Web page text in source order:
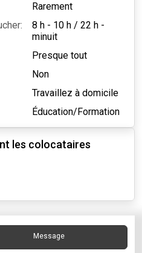
Rarement
8 h - 10 h / 22 h -
minuit
Presque tout
Non
Travaillez à domicile
Éducation/Formation
les colocataires
Message